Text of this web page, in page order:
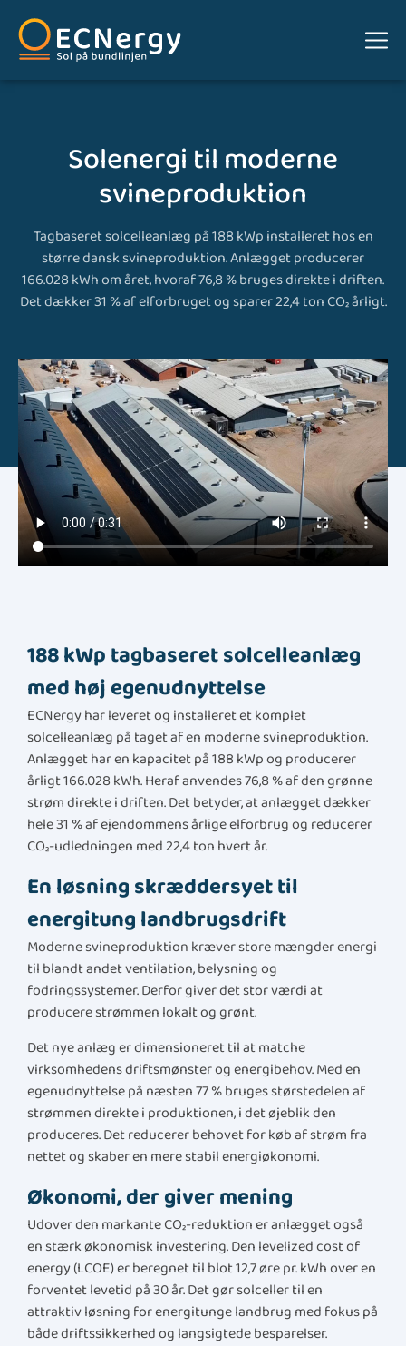
Solenergi til moderne
svineproduktion
Tagbaseret solcelleanlæg på 188 kWp installeret hos en
større dansk svineproduktion. Anlægget producerer
166.028 kWh om året, hvoraf 76,8 % bruges direkte i driften.
Det dækker 31 % af elforbruget og sparer 22,4 ton CO₂ årligt.
188 kWp tagbaseret solcelleanlæg
med høj egenudnyttelse
ECNergy har leveret og installeret et komplet
solcelleanlæg på taget af en moderne svineproduktion.
Anlægget har en kapacitet på 188 kWp og producerer
årligt 166.028 kWh. Heraf anvendes 76,8 % af den grønne
strøm direkte i driften. Det betyder, at anlægget dækker
hele 31 % af ejendommens årlige elforbrug og reducerer
CO₂-udledningen med 22,4 ton hvert år.
En løsning skræddersyet til
energitung landbrugsdrift
Moderne svineproduktion kræver store mængder energi
til blandt andet ventilation, belysning og
fodringssystemer. Derfor giver det stor værdi at
producere strømmen lokalt og grønt.
Det nye anlæg er dimensioneret til at matche
virksomhedens driftsmønster og energibehov. Med en
egenudnyttelse på næsten 77 % bruges størstedelen af
strømmen direkte i produktionen, i det øjeblik den
produceres. Det reducerer behovet for køb af strøm fra
nettet og skaber en mere stabil energiøkonomi.
Økonomi, der giver mening
Udover den markante CO₂-reduktion er anlægget også
en stærk økonomisk investering. Den levelized cost of
energy (LCOE) er beregnet til blot 12,7 øre pr. kWh over en
forventet levetid på 30 år. Det gør solceller til en
attraktiv løsning for energitunge landbrug med fokus på
både driftssikkerhed og langsigtede besparelser.